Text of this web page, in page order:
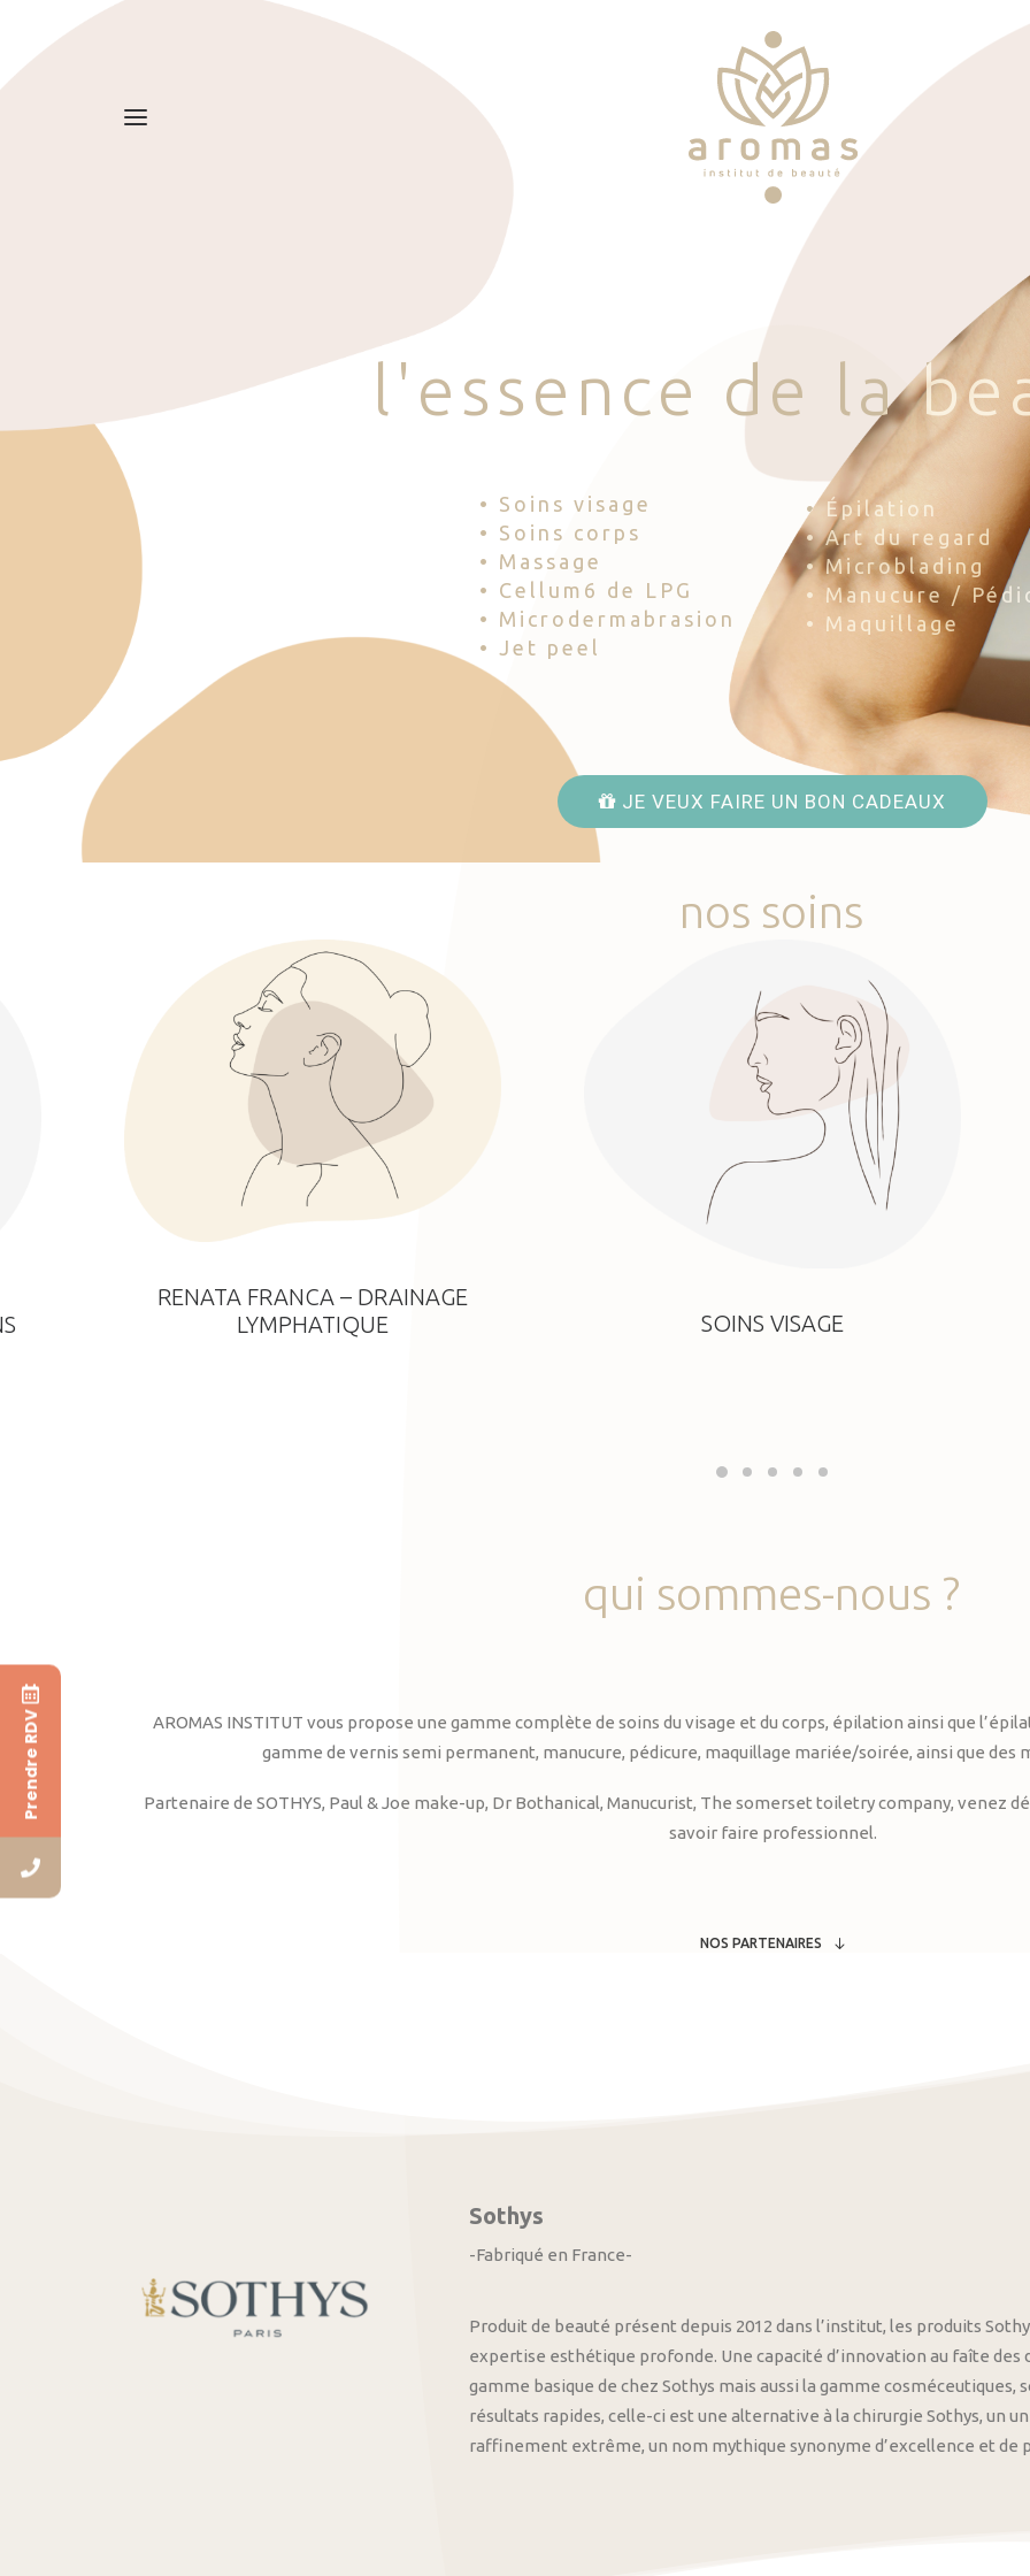
l 'esse nce d e la be
• Soins visage
• Soins corps
• Massage
• Cellum6 de LPG
• Microdermabrasion
• Jet peel
• Épilation
• Art du regard
• Microblading
• Manucure /
• Maquillage
JE VEUX FAIRE UN BON CADEAUX
nos soins
RENATA FRANCA – DRAINAGE
LYMPHATIQUE
SOINS VISAGE
qui sommes-nous ?
AROMAS INSTITUT vous propose une gamme complète de soins du visage et du corps, épilation ainsi que
gamme de vernis semi permanent, manucure, pédicure, maquillage mariée/soirée, ainsi que des
Partenaire de SOTHYS, Paul & Joe make-up, Dr Bothanical, Manucurist, The somerset toiletry company, venez
savoir faire professionnel.
NOS PARTENAIRES
Sothys
-Fabriqué en France-
Produit de beauté présent depuis 2012 dans l’institut, les produits
expertise esthétique profonde. Une capacité d’innovation au faîte
gamme basique de chez Sothys mais aussi la gamme
résultats rapides, celle-ci est une alternative à la chirurgie Sothys, un
raffinement extrême, un nom mythique synonyme d’excellence et de
Prendre RDV